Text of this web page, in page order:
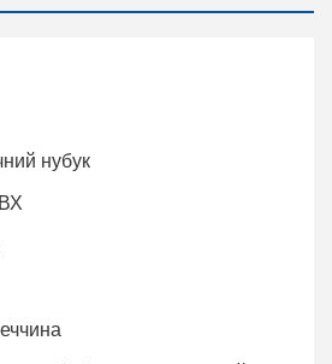
нубук